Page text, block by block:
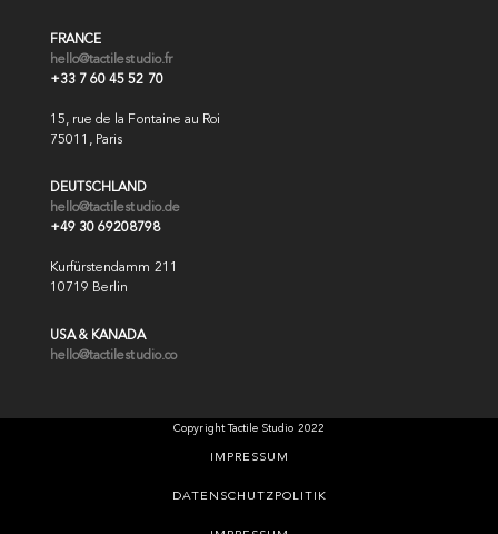
FRANCE
hello@tactilestudio.fr
+33 7 60 45 52 70
15, rue de la Fontaine au Roi
75011, Paris
DEUTSCHLAND
hello@tactilestudio.de
+49 30 69208798
Kurfürstendamm 211
10719 Berlin
USA & KANADA
hello@tactilestudio.co
Copyright Tactile Studio 2022
IMPRESSUM
DATENSCHUTZPOLITIK